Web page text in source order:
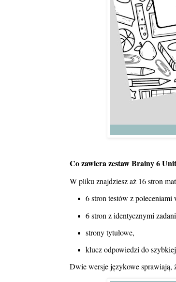
Co zawiera zestaw Brainy 6
W pliku znajdziesz aż 16 stron
6 stron testów z
6 stron z identycznymi
strony tytułowe,
klucz odpowiedzi do
Dwie wersje językowe sprawiają,